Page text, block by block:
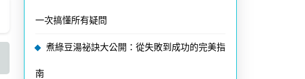
一次搞懂所有疑問
煮綠豆湯祕訣大公開：從失敗到成功的完美指
南